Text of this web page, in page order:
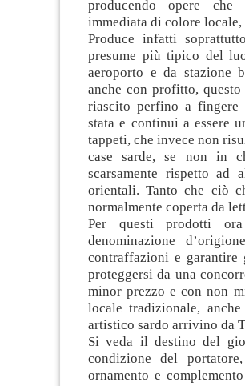
producendo opere che
immediata di colore
Produce infatti
presume più tipico del
aeroporto e da stazione
anche con profitto,
riascito perfino a fingere
stata e continui a essere
tappeti, che invece non
case sarde, se non in
scarsamente rispetto
orientali. Tanto che ciò
normalmente coperta da
Per questi prodotti
denominazione
contraffazioni e
proteggersi da una
minor prezzo e con non
locale tradizionale,
artistico sardo arrivino da
Si veda il destino del
condizione del
ornamento e